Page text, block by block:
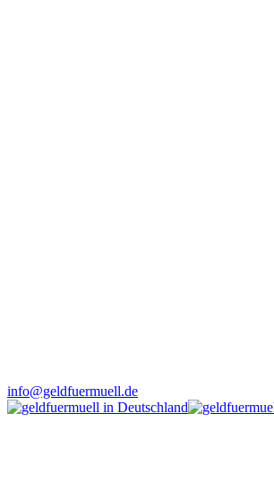
info@geldfuermuell.de